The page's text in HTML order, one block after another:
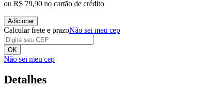
ou R$ 79,90 no cartão de crédito
Adicionar
Calcular frete e prazoNão sei meu cep
OK
Não sei meu cep
Detalhes